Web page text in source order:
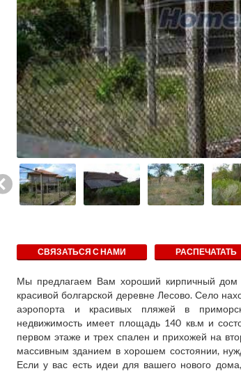
СВЯЗАТЬСЯ С НАМИ РАСПЕЧАТАТЬ
Мы предлагаем Вам хороший кирпичный
красивой болгарской деревне Лесово. Село
аэропорта и красивых пляжей в
недвижимость имеет площадь 140 кв.м и
первом этаже и трех спален и прихожей на
массивным зданием в хорошем состоянии,
Если у вас есть идеи для вашего нового